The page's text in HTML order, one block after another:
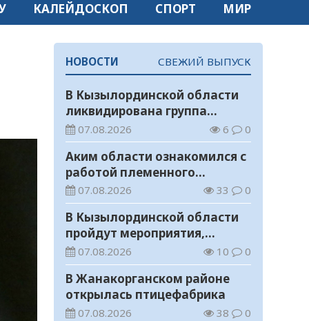
КАЛЕЙДОСКОП СПОРТ МИР
НОВОСТИ СВЕЖИЙ ВЫПУСК
В Кызылординской области
ликвидирована группа
нелегальных добытчиков
золота
07.08.2026 6 0
Аким области ознакомился с
работой племенного
хозяйства в Жанакорганском
районе
07.08.2026 33 0
В Кызылординской области
пройдут мероприятия,
посвященные
Международному дню
молодежи
07.08.2026 10 0
В Жанакорганском районе
открылась птицефабрика
07.08.2026 38 0